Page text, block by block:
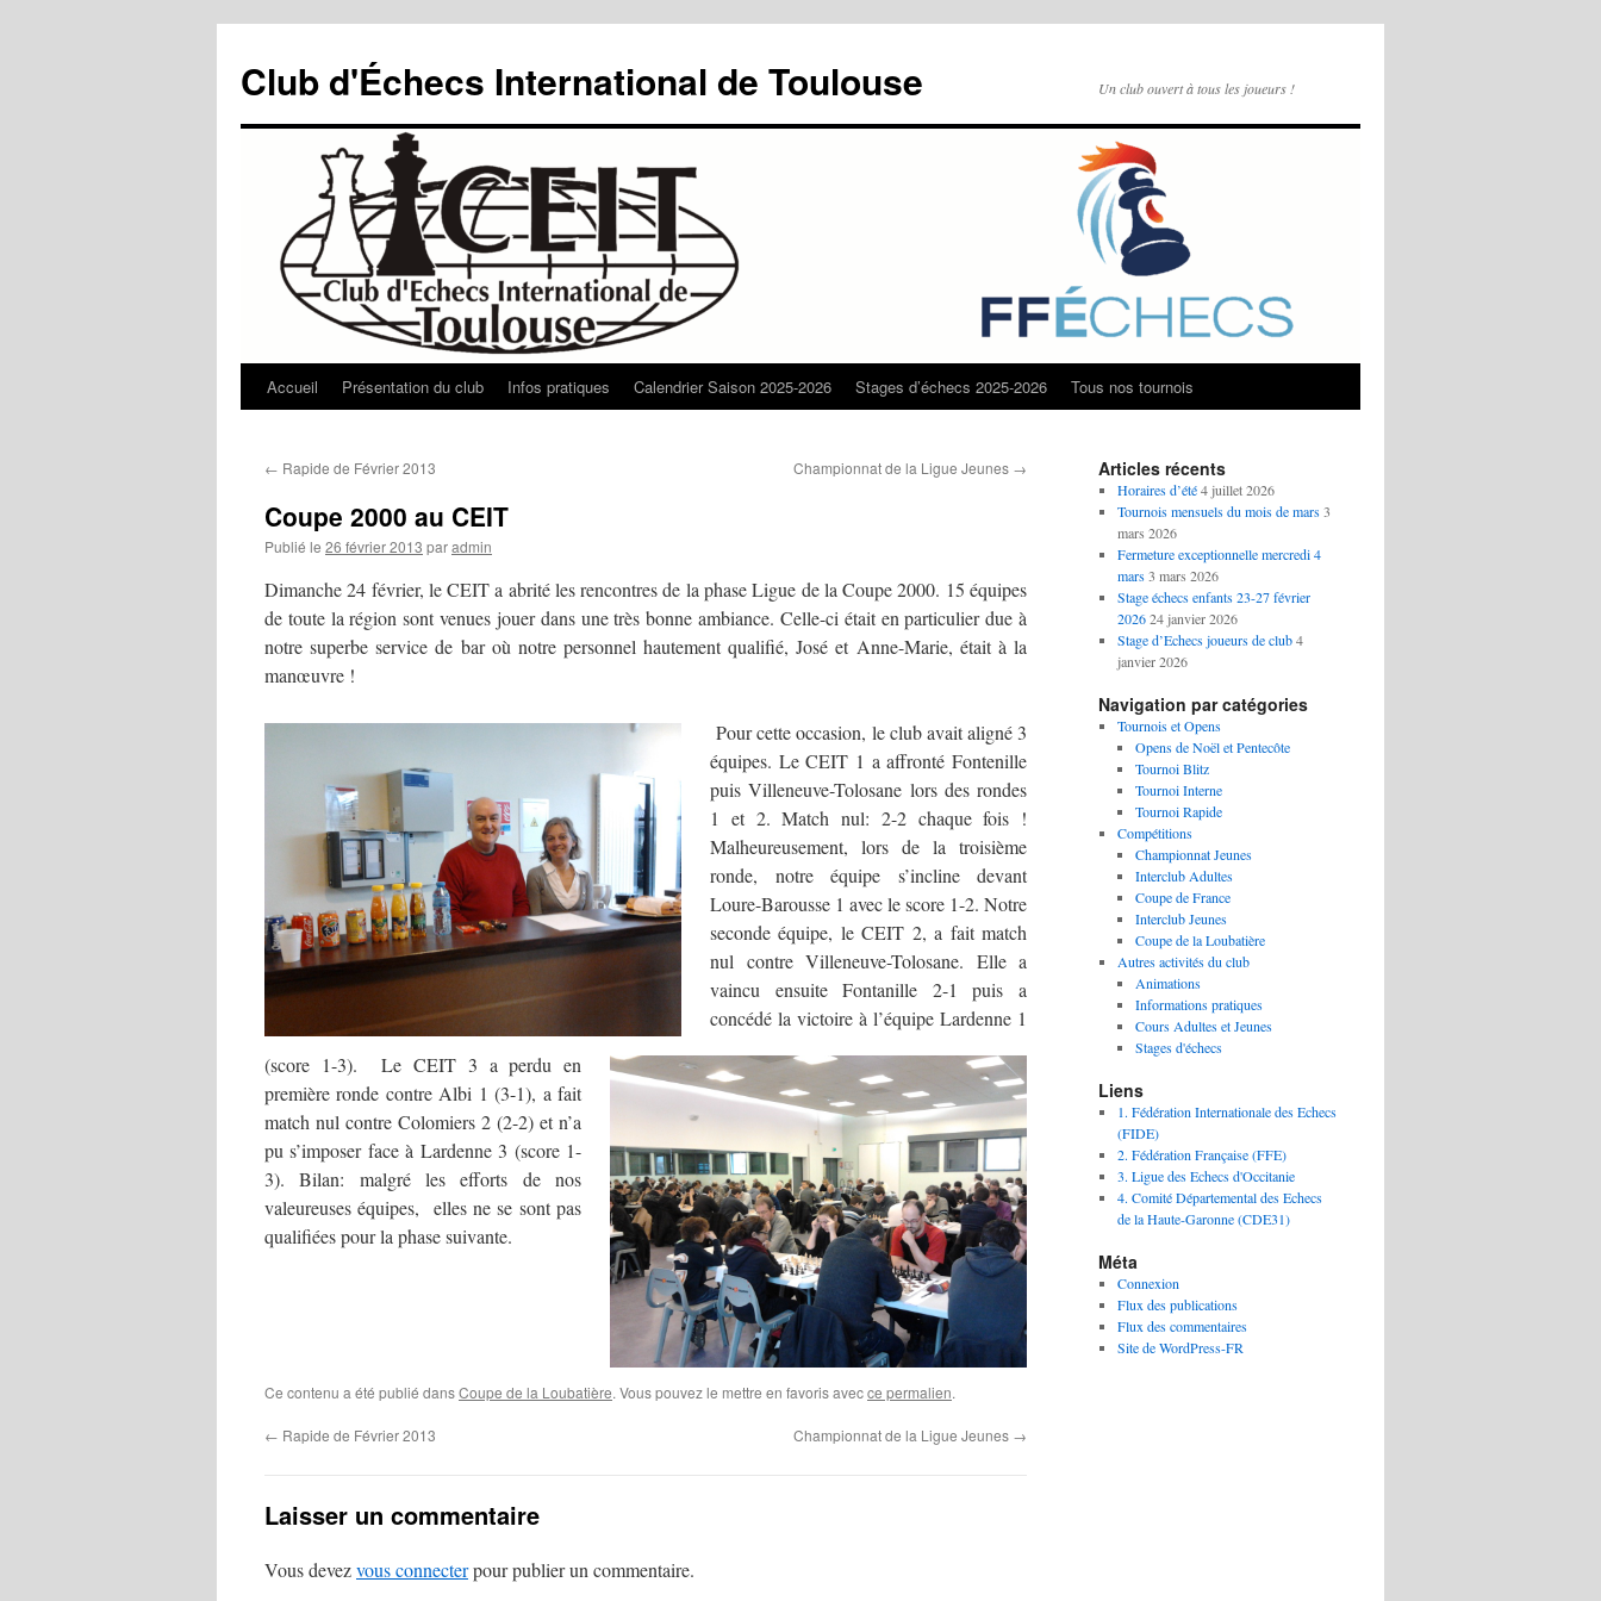
contenu
Club d'Échecs International de Toulouse Un club ouvert à tous les joueurs !
Accueil Présentation du club Infos pratiques Calendrier Saison 2025-2026 Stages d’échecs 2025-2026 Tous nos tournois
← Rapide de Février 2013 Championnat de la Ligue Jeunes →
Coupe 2000 au CEIT
Publié le 26 février 2013 paradmin
Dimanche 24 février, le CEIT a abrité les rencontres de la phase Ligue de la Coupe 2000. 15 équipes
de toute la région sont venues jouer dans une très bonne ambiance. Celle-ci était en particulier due à
notre superbe service de bar où notre personnel hautement qualifié, José et Anne-Marie, était à la
manœuvre !
Pour cette occasion, le club avait aligné 3
équipes. Le CEIT 1 a affronté Fontenille
puis Villeneuve-Tolosane lors des rondes
1 et 2. Match nul: 2-2 chaque fois !
Malheureusement, lors de la troisième
ronde, notre équipe s’incline devant
Loure-Barousse 1 avec le score 1-2. Notre
seconde équipe, le CEIT 2, a fait match
nul contre Villeneuve-Tolosane. Elle a
vaincu ensuite Fontanille 2-1 puis a
concédé la victoire à l’équipe Lardenne 1
(score 1-3). Le CEIT 3 a perdu en
première ronde contre Albi 1 (3-1), a fait
match nul contre Colomiers 2 (2-2) et n’a
pu s’imposer face à Lardenne 3 (score 1-
3). Bilan: malgré les efforts de nos
valeureuses équipes, elles ne se sont pas
qualifiées pour la phase suivante.
Ce contenu a été publié dansCoupe de la Loubatière. Vous pouvez le mettre en favoris avecce permalien.
← Rapide de Février 2013 Championnat de la Ligue Jeunes →
Laisser un commentaire
Vous devezvous connecterpour publier un commentaire.
Articles récents
Horaires d’été 4 juillet 2026
Tournois mensuels du mois de mars 3
mars 2026
Fermeture exceptionnelle mercredi 4
mars 3 mars 2026
Stage échecs enfants 23-27 février
2026 24 janvier 2026
Stage d’Echecs joueurs de club 4
janvier 2026
Navigation par catégories
Tournois et Opens
Opens de Noël et Pentecôte
Tournoi Blitz
Tournoi Interne
Tournoi Rapide
Compétitions
Championnat Jeunes
Interclub Adultes
Coupe de France
Interclub Jeunes
Coupe de la Loubatière
Autres activités du club
Animations
Informations pratiques
Cours Adultes et Jeunes
Stages d'échecs
Liens
1. Fédération Internationale des Echecs
(FIDE)
2. Fédération Française (FFE)
3. Ligue des Echecs d'Occitanie
4. Comité Départemental des Echecs
de la Haute-Garonne (CDE31)
Méta
Connexion
Flux des publications
Flux des commentaires
Site de WordPress-FR